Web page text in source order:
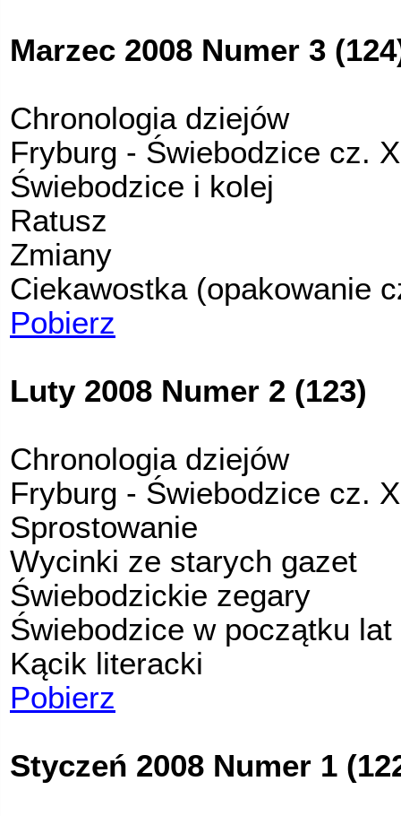
Marzec 2008 Numer 3
Chronologia dziejów
Fryburg - Świebodzice cz.
Świebodzice i kolej
Ratusz
Zmiany
Ciekawostka (opakowanie
Pobierz
Luty 2008 Numer 2 (123)
Chronologia dziejów
Fryburg - Świebodzice cz. X
Sprostowanie
Wycinki ze starych gazet
Świebodzickie zegary
Świebodzice w początku
Kącik literacki
Pobierz
Styczeń 2008 Numer 1